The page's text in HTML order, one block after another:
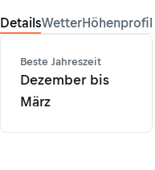
DetailsWetterHöhenprofil
Beste Jahreszeit
Dezember bis
März